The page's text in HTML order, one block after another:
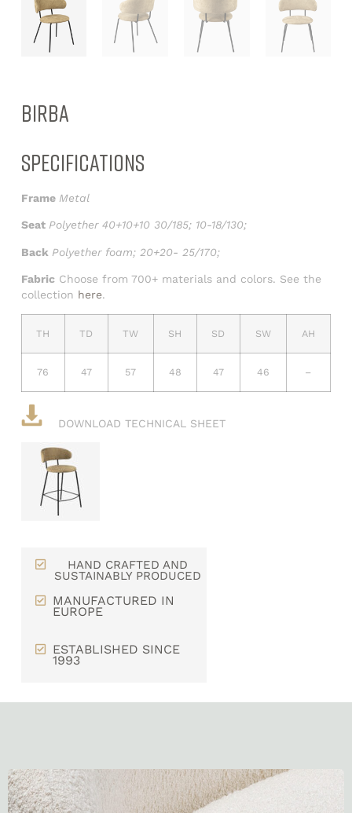
BIRBA
SPECIFICATIONS
Frame Metal
Seat Polyether 40+10+10 30/185; 10-18/130;
Back Polyether foam; 20+20- 25/170;
FabricChoose from 700+ materials and colors. See the
collection here.
TH TD TW SH SD SW AH
76 47 57 48 47 46 –
DOWNLOAD TECHNICAL SHEET
HAND CRAFTED AND
SUSTAINABLY PRODUCED
MANUFACTURED IN
EUROPE
ESTABLISHED SINCE
1993